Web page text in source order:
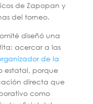
de Zapopan y
del torneo.
diseñó una
acercar a las
de la
estatal, porque
directa que
como